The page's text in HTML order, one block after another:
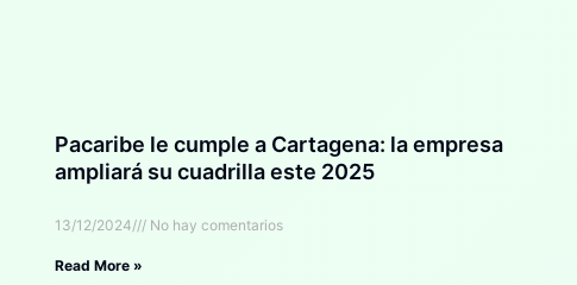
Pacaribe le cumple a Cartagena: la empresa
ampliará su cuadrilla este 2025
13/12/2024 No hay comentarios
Read More »